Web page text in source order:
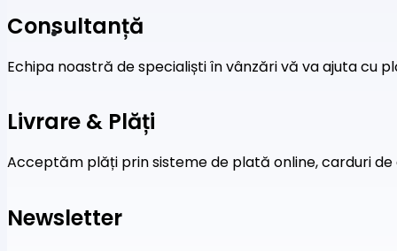
Consultanță
Echipa noastră de specialiști în vânzări vă va ajuta cu
Livrare & Plăți
Acceptăm plăți prin sisteme de plată online, carduri
Newsletter